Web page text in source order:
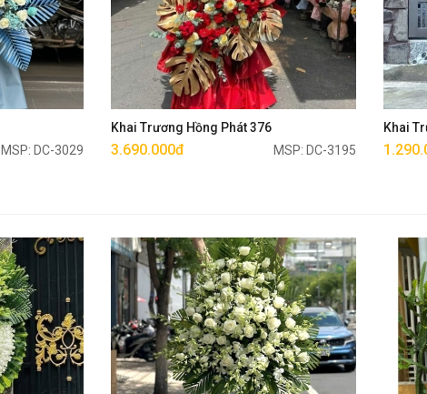
MSP: DC-3029
Khai Trương Hồng Phát 376
3.690.000đ MSP: DC-3195
Mua ngay
Khai